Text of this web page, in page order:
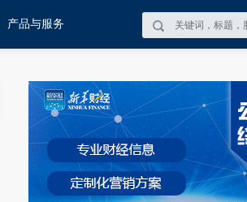
产品与服务